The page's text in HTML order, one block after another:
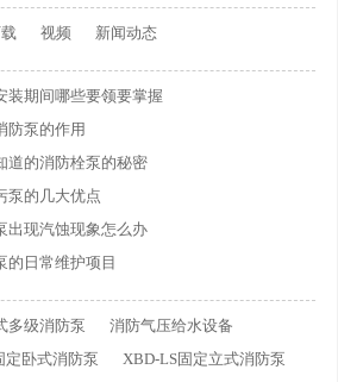
视频 新闻动态
装期间哪些要领要掌握
防泵的作用
道的消防栓泵的秘密
泵的几大优点
出现汽蚀现象怎么办
的日常维护项目
多级消防泵
消防气压给水设备
定卧式消防泵
XBD-LS固定立式消防泵